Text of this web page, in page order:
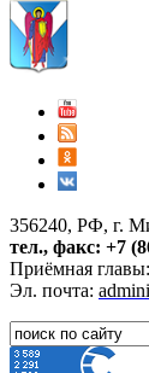
356240, РФ, г.
тел., факс: +7
Приёмная
Эл. почта: